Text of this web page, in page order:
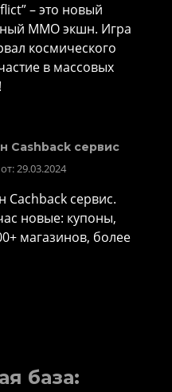
– это новый
MMO экшн. Игра
космического
в массовых
Cashback сервис
29.03.2024
Cachback сервис.
новые: купоны,
магазинов, более
база: